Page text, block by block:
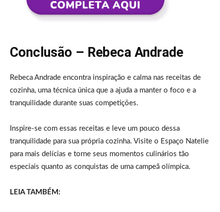
Conclusão – Rebeca Andrade
Rebeca Andrade encontra inspiração e calma nas receitas de
cozinha, uma técnica única que a ajuda a manter o foco e a
tranquilidade durante suas competições.
Inspire-se com essas receitas e leve um pouco dessa
tranquilidade para sua própria cozinha. Visite o Espaço Natelie
para mais delícias e torne seus momentos culinários tão
especiais quanto as conquistas de uma campeã olímpica.
LEIA TAMBÉM: